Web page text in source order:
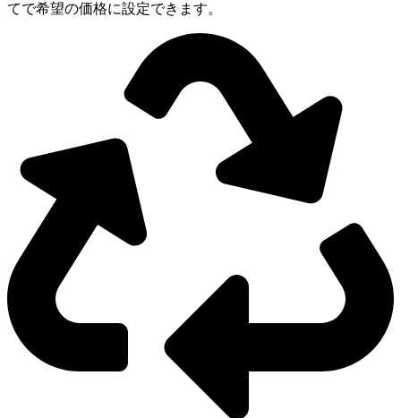
てで希望の価格に設定できます。